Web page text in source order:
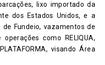
lixo importado da
dos Estados Unidos, e a
Fundeio, vazamentos de
como RELIQUA,
visando Área